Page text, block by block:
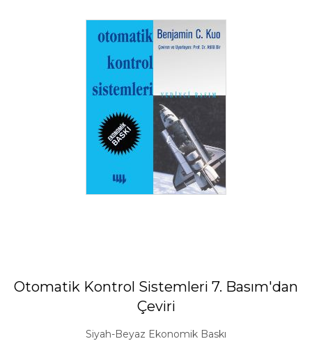
Otomatik Kontrol Sistemleri 7. Basım'dan
Çeviri
Siyah-Beyaz Ekonomik Baskı